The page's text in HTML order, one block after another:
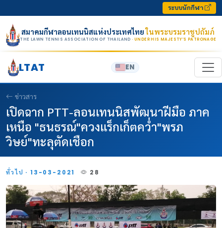
ระบบนักกีฬา
สมาคมกีฬาลอนเทนนิสแห่งประเทศไทยในพระบรมราชูปถัมภ์
THE LAWN TENNIS ASSOCIATION OF THAILAND · UNDER HIS MAJESTY’S PATRONAGE
LTAT EN
ข่าวสาร
เปิดฉาก PTT-ลอนเทนนิสพัฒนาฝีมือ ภาค
เหนือ "ธนธรณ์"ควงแร็กเก็ตคว่ำ"พรภ
วิษย์"ทะลุตัดเชือก
ทั่วไป · 13-03-2021 28